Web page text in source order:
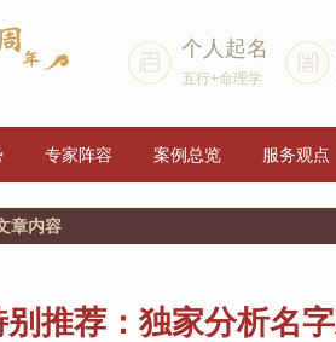
个人起名
五行+命理学
专家阵容 案例总览 服务观点
章内容
别推荐：独家分析名